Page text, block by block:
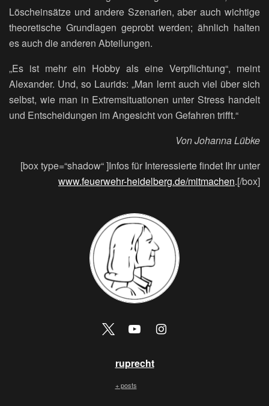
Löscheinsätze und andere Szenarien, aber auch wichtige
theoretische Grundlagen geprobt werden; ähnlich halten
es auch die anderen Abteilungen.
„Es ist mehr ein Hobby als eine Verpflichtung“, meint
Alexander. Und, so Laurids: „Man lernt auch viel über sich
selbst, wie man in Extremsituationen unter Stress handelt
und Entscheidungen im Angesicht von Gefahren trifft.“
Von Johanna Lübke
[box type=“shadow“ ]Infos für Interessierte findet Ihr unter
www.feuerwehr-heidelberg.de/mitmachen.[/box]
ruprecht
+ posts